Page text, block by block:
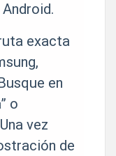
exacta
en
o
vez
de